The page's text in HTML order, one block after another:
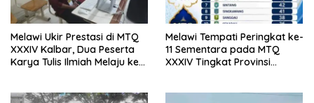
Melawi Ukir Prestasi di MTQ
XXXIV Kalbar, Dua Peserta
Karya Tulis Ilmiah Melaju ke
Melawi Tempati Peringkat ke-
11 Sementara pada MTQ
XXXIV Tingkat Provinsi